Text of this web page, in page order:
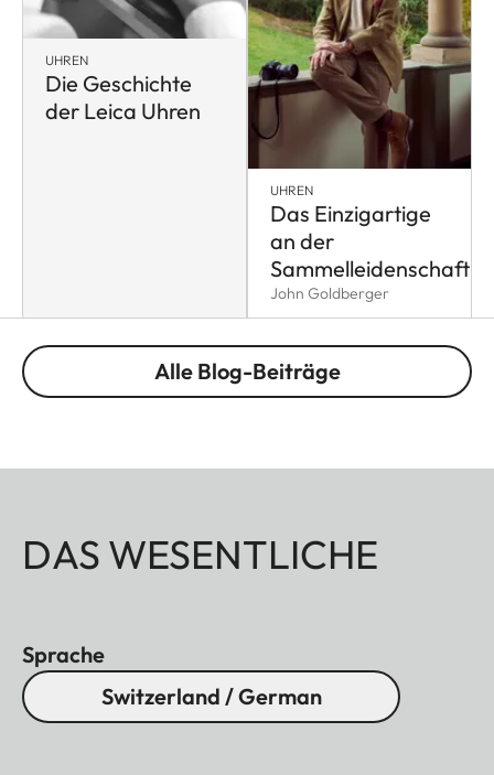
UHREN
Die Geschichte
der Leica Uhren
UHREN
Das Einzigartige
an der
Sammelleidenschaft
John Goldberger
Alle Blog-Beiträge
DAS WESENTLICHE
Sprache
Switzerland / German